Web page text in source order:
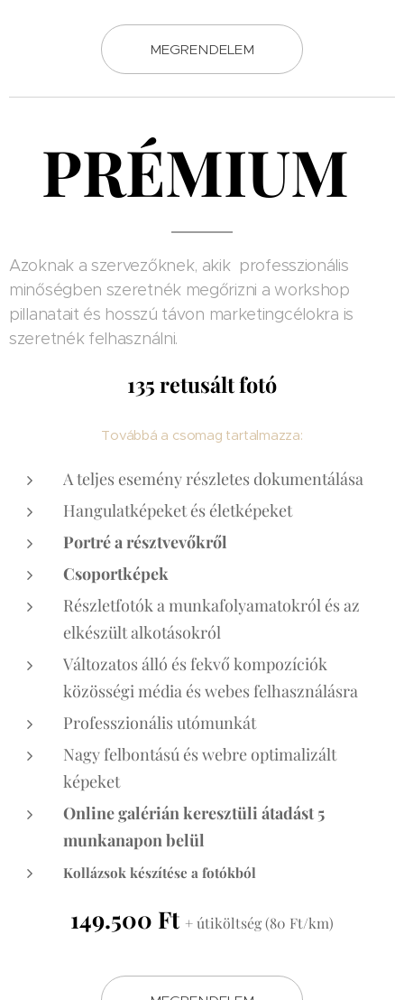
MEGRENDELEM
PRÉMIUM
Azoknak a szervezőknek, akik professzionális
minőségben szeretnék megőrizni a workshop
pillanatait és hosszú távon marketingcélokra is
szeretnék felhasználni.
135 retusált fotó
Továbbá a csomag tartalmazza:
A teljes esemény részletes dokumentálása
Hangulatképeket és életképeket
Portré a résztvevőkről
Csoportképek
Részletfotók a munkafolyamatokról és az
elkészült alkotásokról
Változatos álló és fekvő kompozíciók
közösségi média és webes felhasználásra
Professzionális utómunkát
Nagy felbontású és webre optimalizált
képeket
Online galérián keresztüli átadást 5
munkanapon belül
Kollázsok készítése a fotókból
149.500 Ft + útiköltség (80 Ft/km)